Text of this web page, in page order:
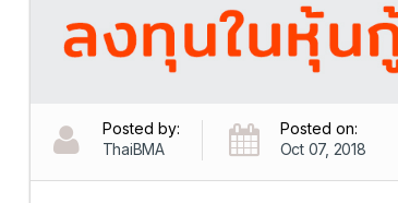
Posted by:
ThaiBMA
Posted on:
Oct 07, 2018